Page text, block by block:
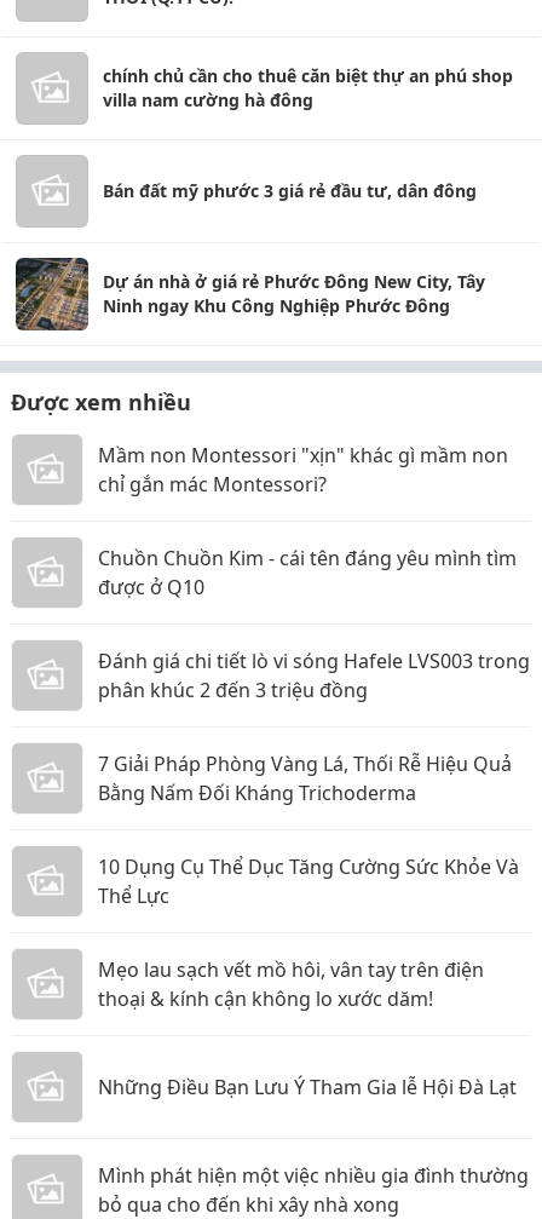
chính chủ cần cho thuê căn biệt thự an phú shop
villa nam cường hà đông
Bán đất mỹ phước 3 giá rẻ đầu tư, dân đông
Dự án nhà ở giá rẻ Phước Đông New City, Tây
Ninh ngay Khu Công Nghiệp Phước Đông
Được xem nhiều
Mầm non Montessori "xịn" khác gì mầm non
chỉ gắn mác Montessori?
Chuồn Chuồn Kim - cái tên đáng yêu mình tìm
được ở Q10
Đánh giá chi tiết lò vi sóng Hafele LVS003 trong
phân khúc 2 đến 3 triệu đồng
7 Giải Pháp Phòng Vàng Lá, Thối Rễ Hiệu Quả
Bằng Nấm Đối Kháng Trichoderma
10 Dụng Cụ Thể Dục Tăng Cường Sức Khỏe Và
Thể Lực
Mẹo lau sạch vết mồ hôi, vân tay trên điện
thoại & kính cận không lo xước dăm!
Những Điều Bạn Lưu Ý Tham Gia lễ Hội Đà Lạt
Mình phát hiện một việc nhiều gia đình thường
bỏ qua cho đến khi xây nhà xong